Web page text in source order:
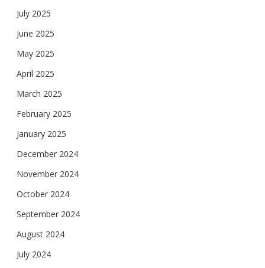
July 2025
June 2025
May 2025
April 2025
March 2025
February 2025
January 2025
December 2024
November 2024
October 2024
September 2024
August 2024
July 2024